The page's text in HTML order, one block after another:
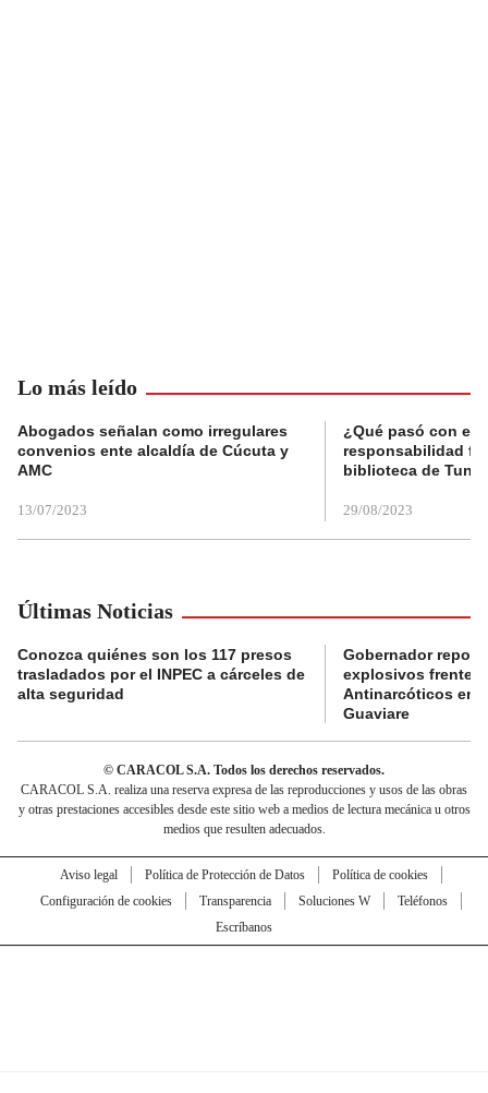
Lo más leído
Abogados señalan como irregulares
convenios ente alcaldía de Cúcuta y
AMC
13/07/2023
¿Qué pasó con el
responsabilidad
biblioteca de
29/08/2023
Últimas Noticias
Conozca quiénes son los 117 presos
trasladados por el INPEC a cárceles de
alta seguridad
Gobernador
explosivos frente a
Antinarcóticos en
Guaviare
© CARACOL S.A. Todos los derechos reservados.
CARACOL S.A. realiza una reserva expresa de las reproducciones y usos de las obras
y otras prestaciones accesibles desde este sitio web a medios de lectura mecánica u otros
medios que resulten adecuados.
Aviso legal Política de Protección de Datos
Política de cookies
Configuración de cookies
Transparencia Soluciones W
Teléfonos
Escríbanos